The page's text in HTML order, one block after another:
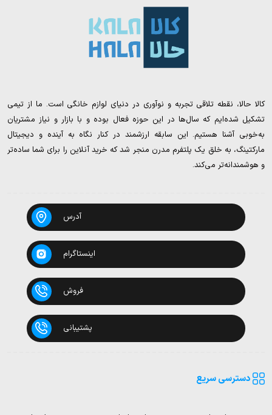
کالا حالا، نقطه تلاقی تجربه و نوآوری در دنیای لوازم خانگی است. ما از تیمی
تشکیل شده‌ایم که سال‌ها در این حوزه فعال بوده و با بازار و نیاز مشتریان
به‌خوبی آشنا هستیم. این سابقه ارزشمند در کنار نگاه به آینده و دیجیتال
مارکتینگ، به خلق یک پلتفرم مدرن منجر شد که خرید آنلاین را برای شما ساده‌تر
و هوشمندانه‌تر می‌کند.
آدرس
اینستاگرام
فروش
پشتیبانی
دسترسی سریع